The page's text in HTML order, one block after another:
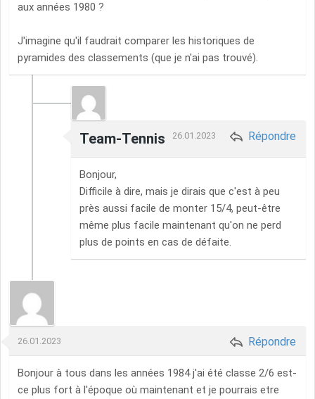
aux années 1980 ?
J'imagine qu'il faudrait comparer les historiques de
pyramides des classements (que je n'ai pas trouvé).
Team-Tennis 26.01.2023 Répondre
Bonjour,
Difficile à dire, mais je dirais que c'est à peu
près aussi facile de monter 15/4, peut-être
même plus facile maintenant qu'on ne perd
plus de points en cas de défaite.
26.01.2023 Répondre
Bonjour à tous dans les années 1984 j'ai été classe 2/6 est-
ce plus fort à l'époque où maintenant et je pourrais etre